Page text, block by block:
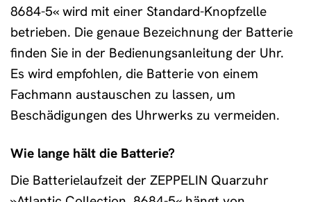
8684-5« wird mit einer Standard-Knopfzelle
betrieben. Die genaue Bezeichnung der Batterie
finden Sie in der Bedienungsanleitung der Uhr.
Es wird empfohlen, die Batterie von einem
Fachmann austauschen zu lassen, um
Beschädigungen des Uhrwerks zu vermeiden.
Wie lange hält die Batterie?
Die Batterielaufzeit der ZEPPELIN Quarzuhr